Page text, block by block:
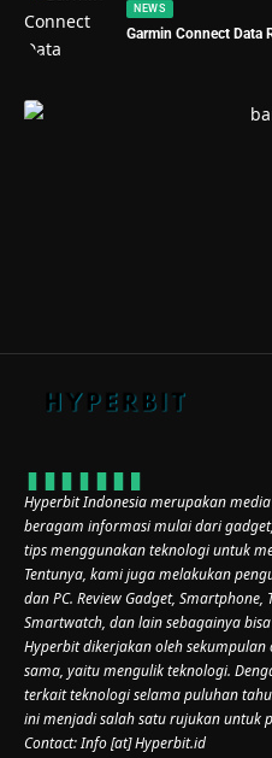
NEWS
Garmin Connect Data
Hyperbit Indonesia merupakan
beragam informasi mulai dari
tips menggunakan teknologi untuk
Tentunya, kami juga melakukan
dan PC. Review Gadget, Smartphone,
Smartwatch, dan lain sebagainya
Hyperbit dikerjakan oleh
sama, yaitu mengulik teknologi.
terkait teknologi selama puluhan
ini menjadi salah satu rujukan untuk
Contact: Info [at] Hyperbit.id